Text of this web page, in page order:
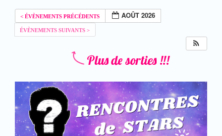
AOÛT 2026